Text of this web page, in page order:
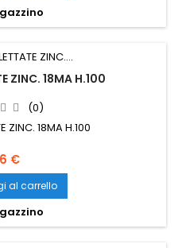
ZINC. 18MA H.100
(0)
ZINC. 18MA H.100
€
al carrello